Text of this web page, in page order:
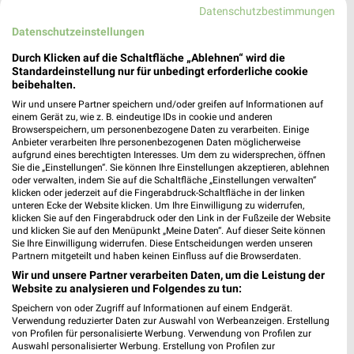
Wohnen-Preishits
Gültig bis Fr. 14.08.
22,7 km
Noch heute gültig
XXXLutz
22,7 km
Badezimmer-Testerinnen
22,7 km
Datenschutzbestimmungen
Datenschutzeinstellungen
Durch Klicken auf die Schaltfläche „Ablehnen“ wird die
Standardeinstellung nur für unbedingt erforderliche cookie
beibehalten.
Wir und unsere Partner speichern und/oder greifen auf Informationen auf
einem Gerät zu, wie z. B. eindeutige IDs in cookie und anderen
Browserspeichern, um personenbezogene Daten zu verarbeiten. Einige
Anbieter verarbeiten Ihre personenbezogenen Daten möglicherweise
aufgrund eines berechtigten Interesses. Um dem zu widersprechen, öffnen
Sie die „Einstellungen“. Sie können Ihre Einstellungen akzeptieren, ablehnen
oder verwalten, indem Sie auf die Schaltfläche „Einstellungen verwalten“
klicken oder jederzeit auf die Fingerabdruck-Schaltfläche in der linken
unteren Ecke der Website klicken. Um Ihre Einwilligung zu widerrufen,
klicken Sie auf den Fingerabdruck oder den Link in der Fußzeile der Website
und klicken Sie auf den Menüpunkt „Meine Daten“. Auf dieser Seite können
Sie Ihre Einwilligung widerrufen. Diese Entscheidungen werden unseren
Partnern mitgeteilt und haben keinen Einfluss auf die Browserdaten.
Wir und unsere Partner verarbeiten Daten, um die Leistung der
Website zu analysieren und Folgendes zu tun:
Speichern von oder Zugriff auf Informationen auf einem Endgerät.
Verwendung reduzierter Daten zur Auswahl von Werbeanzeigen. Erstellung
von Profilen für personalisierte Werbung. Verwendung von Profilen zur
Auswahl personalisierter Werbung. Erstellung von Profilen zur